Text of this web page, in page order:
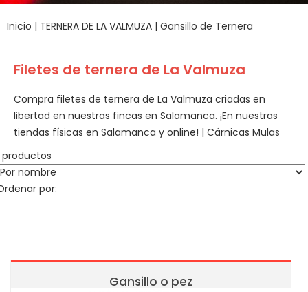
Inicio | TERNERA DE LA VALMUZA | Gansillo de Ternera
Filetes de ternera de La Valmuza
Compra filetes de ternera de La Valmuza criadas en
libertad en nuestras fincas en Salamanca. ¡En nuestras
tiendas físicas en Salamanca y online! | Cárnicas Mulas
productos
por:
Gansillo o pez